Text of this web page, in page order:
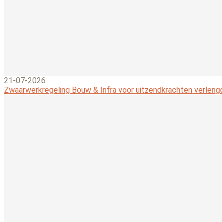
21-07-2026
Zwaarwerkregeling Bouw & Infra voor uitzendkrachten